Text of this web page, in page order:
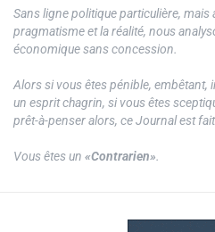
Sans ligne politique particulière,
pragmatisme et la réalité, nous
économique sans concession.
Alors si vous êtes pénible, embêtant,
un esprit chagrin, si vous êtes
prêt-à-penser alors, ce Journal est
Vous êtes un «Contrarien».